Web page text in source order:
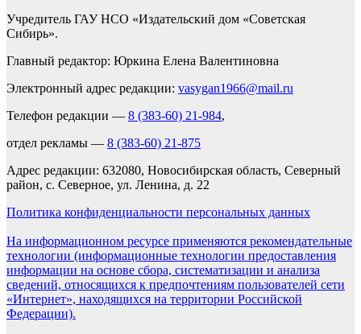
Учредитель ГАУ НСО «Издательский дом «Советская
Сибирь».
Главный редактор: Юркина Елена Валентиновна
Электронный адрес редакции: vasygan1966@mail.ru
Телефон редакции — 8 (383-60) 21-984,
отдел рекламы — 8 (383-60) 21-875
Адрес редакции: 632080, Новосибирская область, Северный
район, с. Северное, ул. Ленина, д. 22
Политика конфиденциальности персональных данных
На информационном ресурсе применяются рекомендательные
технологии (информационные технологии предоставления
информации на основе сбора, систематизации и анализа
сведений, относящихся к предпочтениям пользователей сети
«Интернет», находящихся на территории Российской
Федерации).